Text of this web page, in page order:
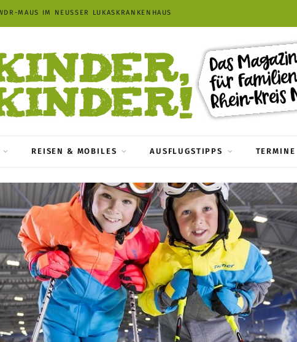
MAUS IM NEUSSER LUKASKRANKENHAUS
REISEN & MOBILES AUSFLUGSTIPPS TERMINE